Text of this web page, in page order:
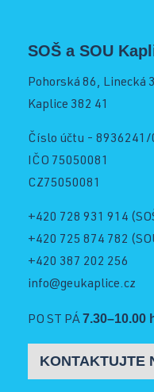
Informace pro
Schránka
Facebook
Instagram
SOŠ a SOU
Pohorská 86, Linecká
Kaplice 382 41
Číslo účtu - 8936241/
IČO 75050081
CZ75050081
+420 728 931 914
+420 725 874 782
+420 387 202 256
info@geukaplice.cz
PO ST PÁ7.30–10.00
KONTAKTUJTE